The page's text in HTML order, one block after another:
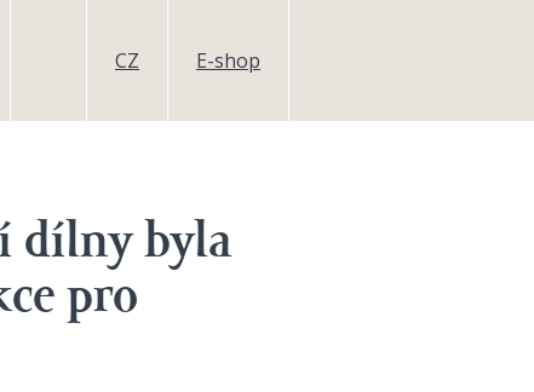
CZ E-shop
dílny byla
pro